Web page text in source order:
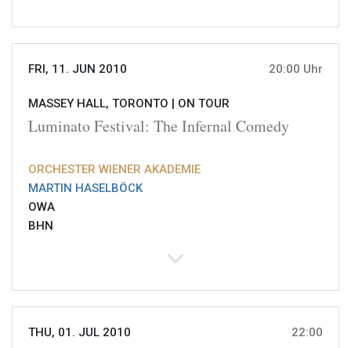
FRI, 11. JUN 2010 20:00 Uhr
MASSEY HALL, TORONTO | ON TOUR
Luminato Festival: The Infernal Comedy
ORCHESTER WIENER AKADEMIE
MARTIN HASELBÖCK
OWA
BHN
THU, 01. JUL 2010 22:00